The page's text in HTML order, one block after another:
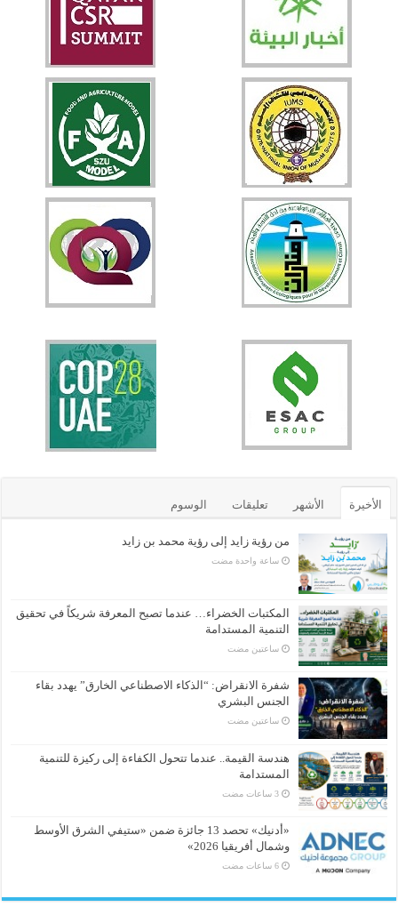
الأخيرة الأشهر تعليقات الوسوم
من رؤية زايد إلى رؤية محمد بن زايد
‏ساعة واحدة مضت
المكتبات الخضراء… عندما تصبح المعرفة شريكاً في تحقيق
التنمية المستدامة
‏ساعتين مضت
شفرة الانقراض: “الذكاء الاصطناعي الخارق” يهدد بقاء
الجنس البشري
‏ساعتين مضت
هندسة القيمة.. عندما تتحول الكفاءة إلى ركيزة للتنمية
المستدامة
«أدنيك» تحصد 13 جائزة ضمن «ستيفي الشرق الأوسط
وشمال أفريقيا 2026»